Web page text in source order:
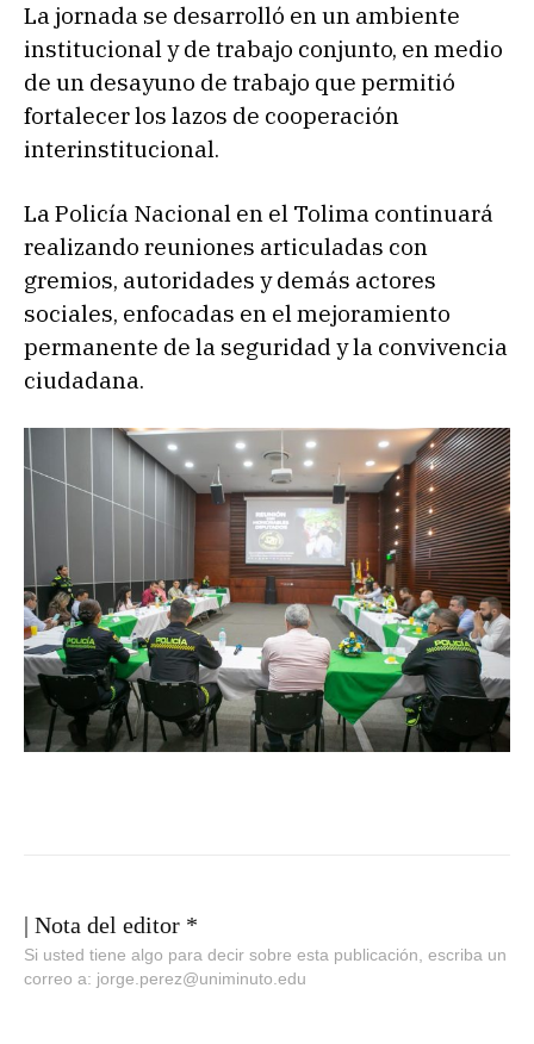
La jornada se desarrolló en un ambiente
institucional y de trabajo conjunto, en medio
de un desayuno de trabajo que permitió
fortalecer los lazos de cooperación
interinstitucional.
La Policía Nacional en el Tolima continuará
realizando reuniones articuladas con
gremios, autoridades y demás actores
sociales, enfocadas en el mejoramiento
permanente de la seguridad y la convivencia
ciudadana.
| Nota del editor *
Si usted tiene algo para decir sobre esta publicación, escriba un
correo a: jorge.perez@uniminuto.edu